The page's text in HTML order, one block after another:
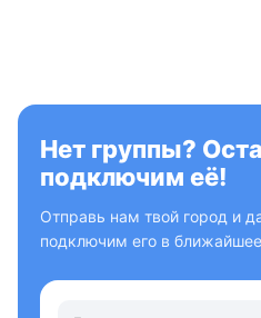
Нет группы?
подключим её!
Отправь нам твой город и
подключим его в